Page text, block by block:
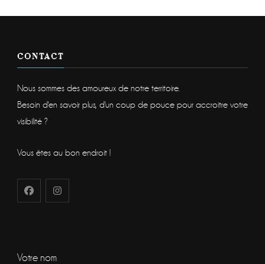
CONTACT
Nous sommes des amoureux de notre territoire.
Besoin d'en savoir plus, d'un coup de pouce pour accroitre votre
visibilité ?
Vous êtes au bon endroit !
Votre nom